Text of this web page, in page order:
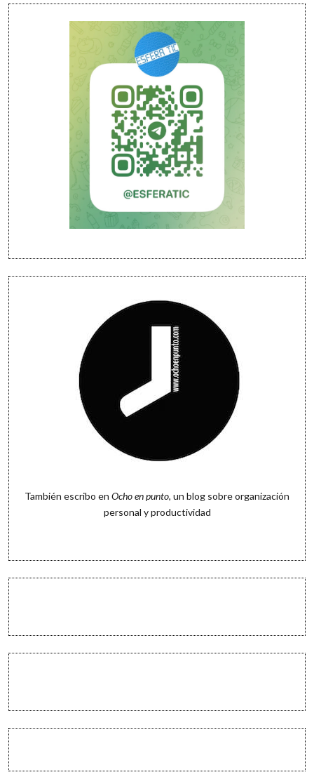
También escribo en Ocho en punto, un blog sobre organización
personal y productividad